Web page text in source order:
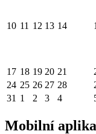
10 11 12 13 14
17 18 19 20 21
24 25 26 27 28
31 1 2 3 4
Mobilní